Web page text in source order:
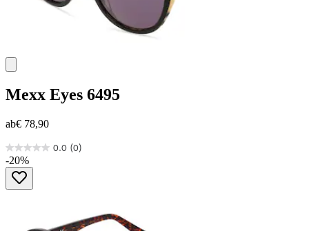
Mexx Eyes 6495
ab€ 78,90
0.0 (0)
0.0
von
Sternen.
-20%